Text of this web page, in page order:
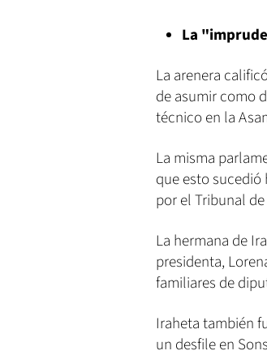
La
La arenera
de asumir como
técnico en la
La misma
que esto sucedió
por el Tribunal
La hermana de
presidenta,
familiares de
Iraheta también
un desfile en